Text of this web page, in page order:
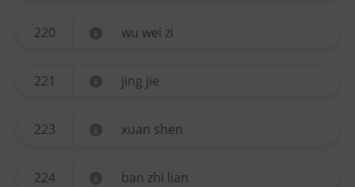
220 wu wei zi
221 jing jie
223 xuan shen
224 ban zhi lian